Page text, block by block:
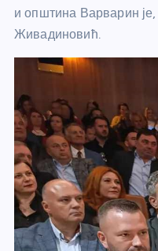
и општина Варварин
Живадиновић.